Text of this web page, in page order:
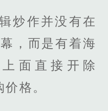
炒作并没有在
，而是有着海
面直接开除
格。